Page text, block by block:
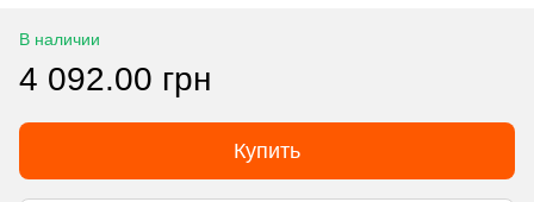
В наличии
4 092.00 грн
Купить